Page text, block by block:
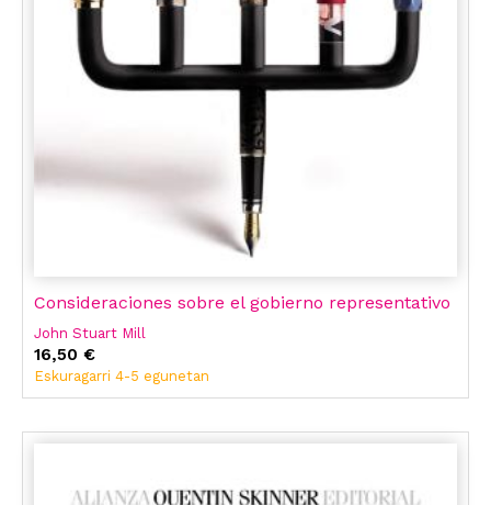
Consideraciones sobre el gobierno representativo
John Stuart Mill
16,50 €
Eskuragarri 4-5 egunetan